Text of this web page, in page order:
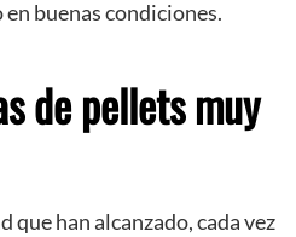
buenas condiciones.
de pellets muy
que han alcanzado, cada vez